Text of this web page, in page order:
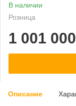
В наличии
Розница
1 001 000
Описание